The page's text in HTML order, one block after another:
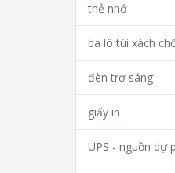
thẻ nhớ
ba lô túi xách
đèn trợ sáng
giấy in
UPS - nguồn dự